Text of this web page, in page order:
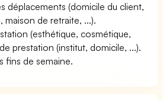
déplacements (domicile du client,
maison de retraite, ...).
(esthétique, cosmétique,
prestation (institut, domicile, ...).
fins de semaine.